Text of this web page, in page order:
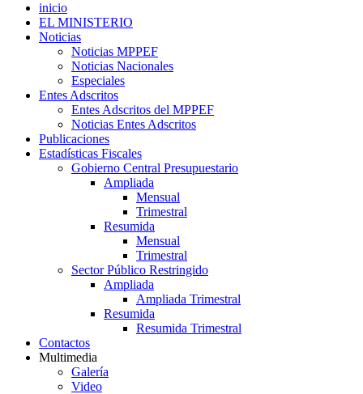
inicio
EL MINISTERIO
Noticias
Noticias MPPEF
Noticias Nacionales
Especiales
Entes Adscritos
Entes Adscritos del MPPEF
Noticias Entes Adscritos
Publicaciones
Estadísticas Fiscales
Gobierno Central Presupuestario
Ampliada
Mensual
Trimestral
Resumida
Mensual
Trimestral
Sector Público Restringido
Ampliada
Ampliada Trimestral
Resumida
Resumida Trimestral
Contactos
Multimedia
Galería
Video